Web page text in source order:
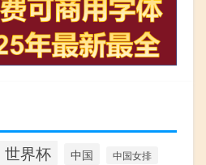
世界杯 中国 中国女排